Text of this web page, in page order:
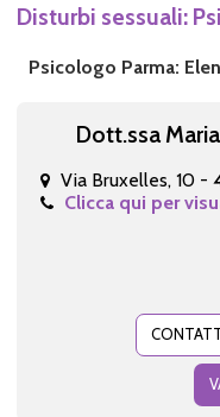
Disturbi sessuali:
Psicologo Parma:
Dott.ssa
Via Bruxelles, 10 -
Clicca qui per